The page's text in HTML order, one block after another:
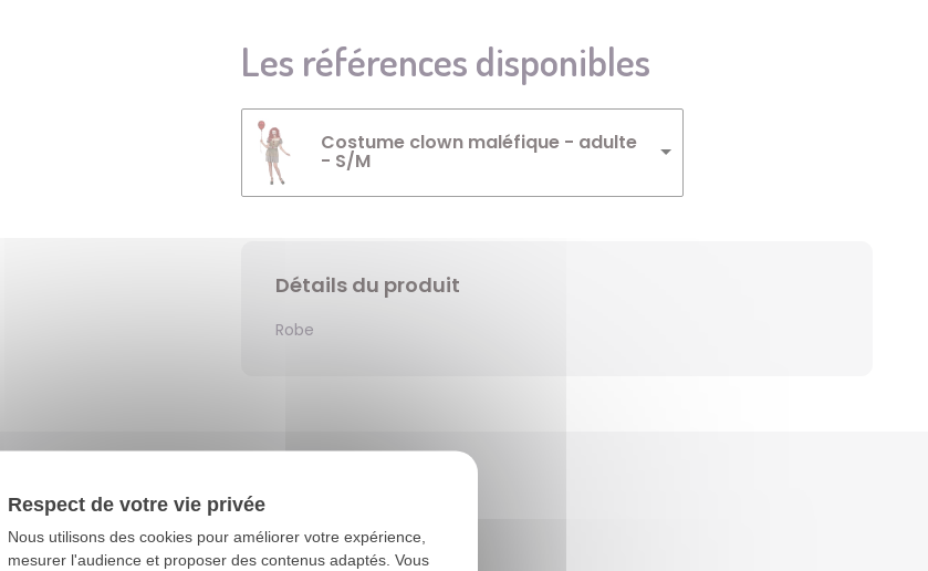
Les références disponibles
Costume clown maléfique - adulte
- S/M
Détails du produit
Robe
Vous aimerez aussi
Respect de votre vie privée
Nous utilisons des cookies pour améliorer votre expérience,
mesurer l'audience et proposer des contenus adaptés. Vous